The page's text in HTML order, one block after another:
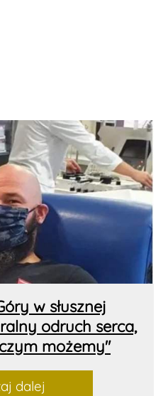
w słusznej
odruch serca,
możemy"
dalej